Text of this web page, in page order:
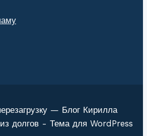
— Блог Кирилла
долгов - Тема для WordPress